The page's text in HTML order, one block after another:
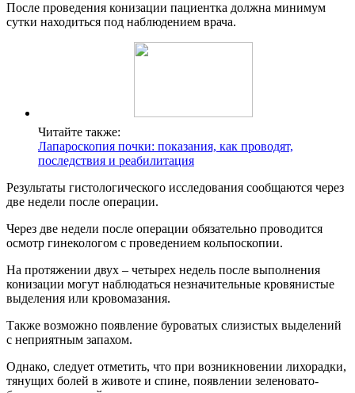
После проведения конизации пациентка должна минимум
сутки находиться под наблюдением врача.
Читайте также:
Лапароскопия почки: показания, как проводят,
последствия и реабилитация
Результаты гистологического исследования сообщаются через
две недели после операции.
Через две недели после операции обязательно проводится
осмотр гинекологом с проведением кольпоскопии.
На протяжении двух – четырех недель после выполнения
конизации могут наблюдаться незначительные кровянистые
выделения или кровомазания.
Также возможно появление буроватых слизистых выделений
с неприятным запахом.
Однако, следует отметить, что при возникновении лихорадки,
тянущих болей в животе и спине, появлении зеленовато-